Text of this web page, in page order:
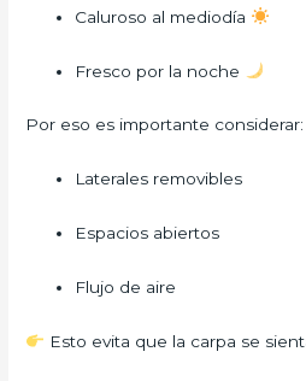
Caluroso al mediodía
Fresco por la noche
Por eso es importante considerar:
Laterales removibles
Espacios abiertos
Flujo de aire
Esto evita que la carpa se